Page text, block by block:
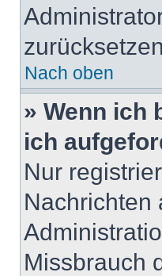
Nach oben
» Wenn ich
ich
Nur
Nachrichten
Missbrauch